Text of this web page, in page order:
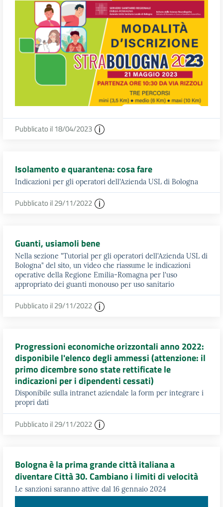
Pubblicato il 18/04/2023
Isolamento e quarantena: cosa fare
Indicazioni per gli operatori dell'Azienda USL di Bologna
Pubblicato il 29/11/2022
Guanti, usiamoli bene
Nella sezione "Tutorial per gli operatori dell'Azienda USL di
Bologna" del sito, un video che riassume le indicazioni
operative della Regione Emilia-Romagna per l'uso
appropriato dei guanti monouso per uso sanitario
Pubblicato il 29/11/2022
Progressioni economiche orizzontali anno 2022:
disponibile l'elenco degli ammessi (attenzione: il
primo dicembre sono state rettificate le
indicazioni per i dipendenti cessati)
Disponibile sulla intranet aziendale la form per integrare i
propri dati
Pubblicato il 29/11/2022
Bologna è la prima grande città italiana a
diventare Città 30. Cambiano i limiti di velocità
Le sanzioni saranno attive dal 16 gennaio 2024